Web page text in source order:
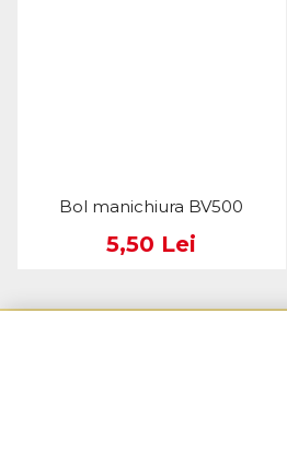
Bol manichiura BV500
5,50 Lei